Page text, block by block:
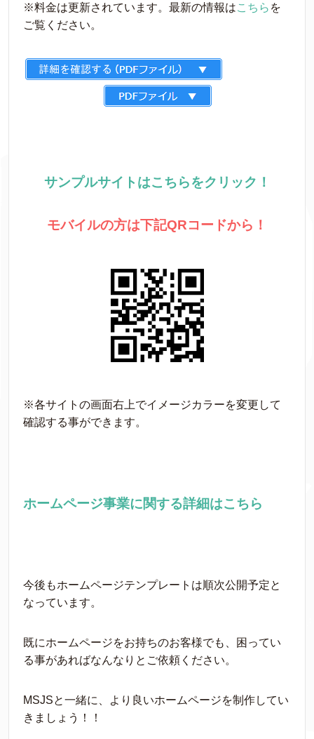
※料金は更新されています。最新の情報はこちら を
ご覧ください。
サンプルサイトはこちらをクリック！
モバイルの方は下記QRコードから！
※各サイトの画面右上でイメージカラーを変更して
確認する事ができます。
ホームページ事業に関する詳細はこちら
今後もホームページテンプレートは順次公開予定と
なっています。
既にホームページをお持ちのお客様でも、困ってい
る事があればなんなりとご依頼ください。
MSJSと一緒に、より良いホームページを制作してい
きましょう！！